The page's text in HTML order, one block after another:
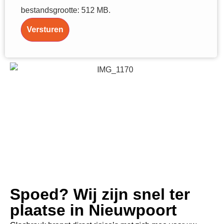
Spoed? Wij zijn snel ter
plaatse in Nieuwpoort
bestandsgrootte: 512 MB.
Versturen